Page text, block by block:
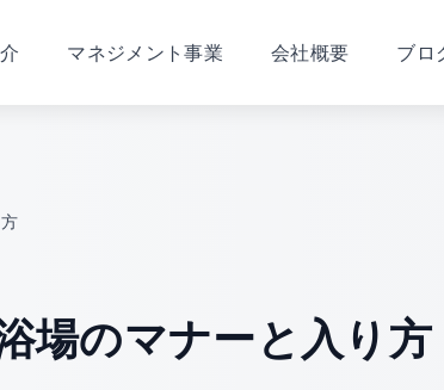
マネジメント事業 会社概要 ブロ
場のマナーと入り方